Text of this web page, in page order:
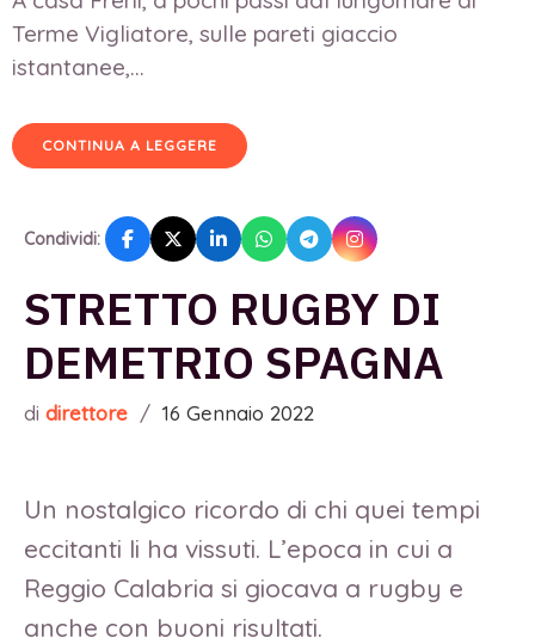
Terme Vigliatore, sulle pareti giaccio
istantanee,...
CONTINUA A LEGGERE
Condividi:
STRETTO RUGBY DI
DEMETRIO SPAGNA
di direttore / 16 Gennaio 2022
Un nostalgico ricordo di chi quei tempi
eccitanti li ha vissuti. L’epoca in cui a
Reggio Calabria si giocava a rugby e
anche con buoni risultati.